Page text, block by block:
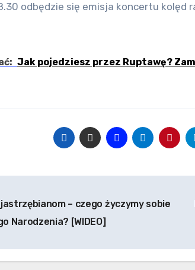
Jak pojedziesz przez Ruptawę?
– czego życzymy sobie
Narodzenia? [WIDEO]